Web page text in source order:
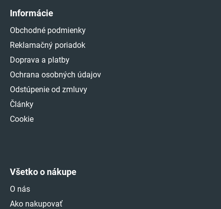
Informácie
Obchodné podmienky
Reklamačný poriadok
Doprava a platby
Ochrana osobných údajov
Odstúpenie od zmluvy
Články
Cookie
Všetko o nákupe
O nás
Ako nakupovať